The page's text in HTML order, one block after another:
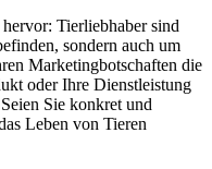
Tierliebhaber sind
sondern auch ‌um
Marketingbotschaften ⁣die
oder Ihre ⁢Dienstleistung
Sie‍ konkret und
Leben von⁤ Tieren